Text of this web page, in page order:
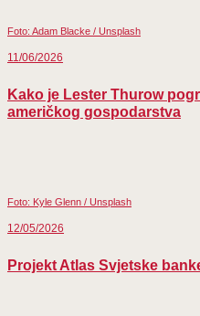
Foto: Adam Blacke / Unsplash
11/06/2026
Kako je Lester Thurow
američkog gospodarstva
Foto: Kyle Glenn / Unsplash
12/05/2026
Projekt Atlas Svjetske